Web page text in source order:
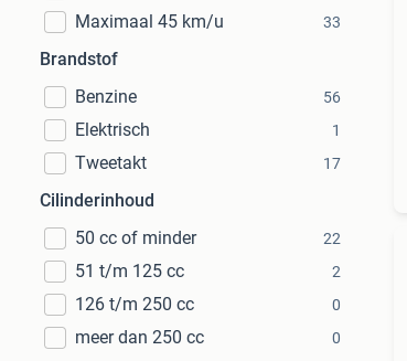
Maximaal 45 km/u 33
Brandstof
Benzine
56
Elektrisch 1
Tweetakt 17
Cilinderinhoud
50 cc of minder
22
51 t/m 125 cc 2
126 t/m 250 cc 0
meer dan 250 cc 0